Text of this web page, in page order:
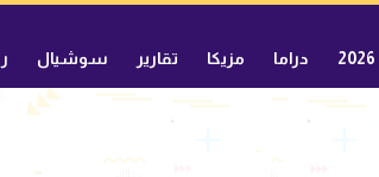
دراما مزيكا تقارير سوشيال